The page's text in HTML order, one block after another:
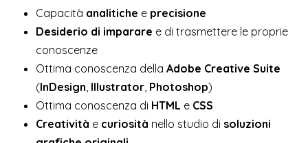
Capacità analitiche e precisione
Desiderio di imparare e di trasmettere le proprie
conoscenze
Ottima conoscenza della Adobe Creative Suite
(InDesign, Illustrator, Photoshop)
Ottima conoscenza di HTML e CSS
Creatività e curiosità nello studio di soluzioni